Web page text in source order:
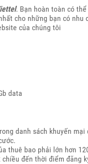
. Bạn hoàn toàn có
cho những bạn có nhu
của chúng tôi
data
danh sách khuyến
thuê bao phải lớn hơn
đến thời điểm đăng